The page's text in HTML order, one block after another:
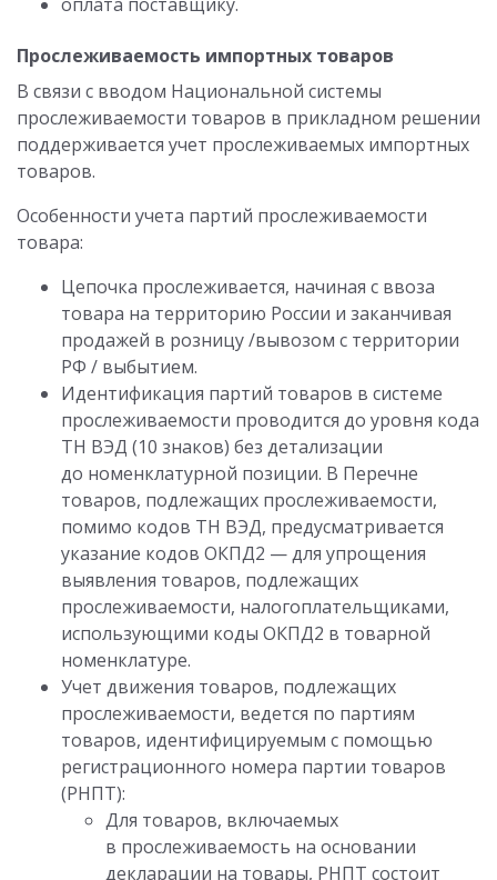
Прослеживаемость импортных товаров
В связи с вводом Национальной системы
прослеживаемости товаров в прикладном решении
поддерживается учет прослеживаемых импортных
товаров.
Особенности учета партий прослеживаемости
товара:
Цепочка прослеживается, начиная с ввоза
товара на территорию России и заканчивая
продажей в розницу /вывозом с территории
РФ / выбытием.
Идентификация партий товаров в системе
прослеживаемости проводится до уровня кода
ТН ВЭД (10 знаков) без детализации
до номенклатурной позиции. В Перечне
товаров, подлежащих прослеживаемости,
помимо кодов ТН ВЭД, предусматривается
указание кодов ОКПД2 — для упрощения
выявления товаров, подлежащих
прослеживаемости, налогоплательщиками,
использующими коды ОКПД2 в товарной
номенклатуре.
Учет движения товаров, подлежащих
прослеживаемости, ведется по партиям
товаров, идентифицируемым с помощью
регистрационного номера партии товаров
(РНПТ):
Для товаров, включаемых
в прослеживаемость на основании
декларации на товары, РНПТ состоит